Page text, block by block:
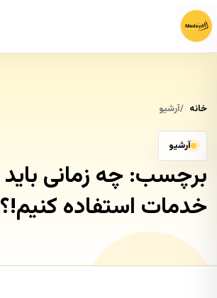
خانه آرشیو
آرشیو
برچسب: چه زمانی
خدمات استفاده کنیم!؟